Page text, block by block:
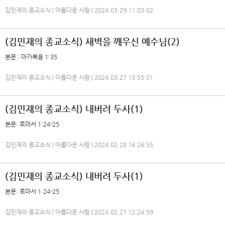
김민재의 종교소식 | 아름다운 사람 | 2024.03.29 11:03:02
(김민재의 종교소식) 새벽을 깨우신 예수님(2)
본문 : 마가복음 1:35
김민재의 종교소식 | 아름다운 사람 | 2024.03.27 13:55:01
(김민재의 종교소식) 내버려 두사(1)
본문: 로마서 1:24-25
김민재의 종교소식 | 아름다운 사람 | 2024.02.28 16:26:55
(김민재의 종교소식) 내버려 두사(1)
본문: 로마서 1:24-25
김민재의 종교소식 | 아름다운 사람 | 2024.02.27 12:24:59